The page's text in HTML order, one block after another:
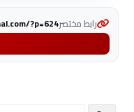
رابط مختصر?p=624